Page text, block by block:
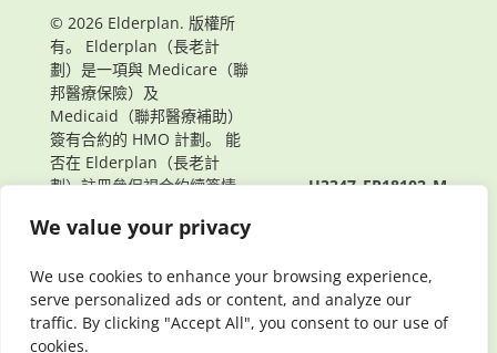
We value your privacy
We use cookies to enhance your browsing experience,
serve personalized ads or content, and analyze our
traffic. By clicking "Accept All", you consent to our use of
cookies.
© 2026 Elderplan. 版權所
有。 Elderplan（長老計
劃）是一項與 Medicare（聯
邦醫療保險）及
Medicaid（聯邦醫療補助）
簽有合約的 HMO 計劃。 能
否在 Elderplan（長老計
劃）註冊參保視合約續簽情
H3347_EP18102_M